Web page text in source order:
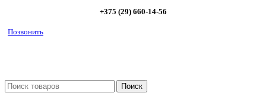
+375 (29) 660-14-56
Позвонить
Поиск